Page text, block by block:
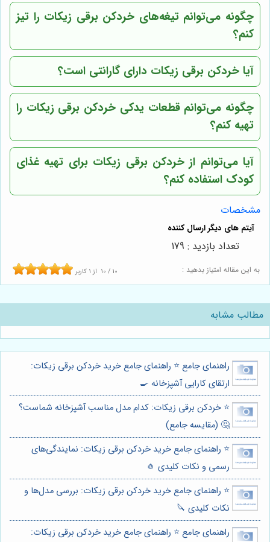
چگونه می‌توانم تیغه‌های خردکن برقی زیکات را تیز
کنم؟
آیا خردکن برقی زیکات دارای گارانتی است؟
چگونه می‌توانم قطعات یدکی خردکن برقی زیکات را
تهیه کنم؟
آیا می‌توانم از خردکن برقی زیکات برای تهیه غذای
کودک استفاده کنم؟
مشخصات
به این مقاله امتیاز بدهید : 10 / 10 از 1 کاربر
تعداد بازدید : 179
مطالب مشابه
راهنمای جامع ⭐️ راهنمای جامع خرید خردکن برقی زیکات:
ارتقای کارایی آشپزخانه 🍳
⭐️ خردکن برقی زیکات: کدام مدل مناسب آشپزخانه شماست؟
🤔 (مقایسه جامع)
⭐️ راهنمای جامع خرید خردکن برقی زیکات: نمایندگی‌های
رسمی و نکات کلیدی 🧄
⭐️ راهنمای جامع خرید خردکن برقی زیکات: بررسی مدل‌ها و
نکات کلیدی 🔪
راهنمای جامع ⭐️ راهنمای جامع خرید خردکن برقی زیکات: